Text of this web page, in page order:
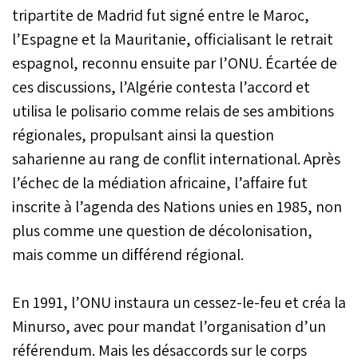
tripartite de Madrid fut signé entre le Maroc,
l’Espagne et la Mauritanie, officialisant le retrait
espagnol, reconnu ensuite par l’ONU. Écartée de
ces discussions, l’Algérie contesta l’accord et
utilisa le polisario comme relais de ses ambitions
régionales, propulsant ainsi la question
saharienne au rang de conflit international. Après
l’échec de la médiation africaine, l’affaire fut
inscrite à l’agenda des Nations unies en 1985, non
plus comme une question de décolonisation,
mais comme un différend régional.
En 1991, l’ONU instaura un cessez-le-feu et créa la
Minurso, avec pour mandat l’organisation d’un
référendum. Mais les désaccords sur le corps